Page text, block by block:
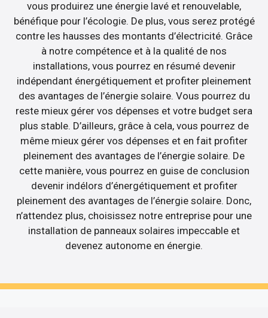
vous produirez une énergie lavé et renouvelable,
bénéfique pour l’écologie. De plus, vous serez protégé
contre les hausses des montants d’électricité. Grâce
à notre compétence et à la qualité de nos
installations, vous pourrez en résumé devenir
indépendant énergétiquement et profiter pleinement
des avantages de l’énergie solaire. Vous pourrez du
reste mieux gérer vos dépenses et votre budget sera
plus stable. D’ailleurs, grâce à cela, vous pourrez de
même mieux gérer vos dépenses et en fait profiter
pleinement des avantages de l’énergie solaire. De
cette manière, vous pourrez en guise de conclusion
devenir indélors d’énergétiquement et profiter
pleinement des avantages de l’énergie solaire. Donc,
n’attendez plus, choisissez notre entreprise pour une
installation de panneaux solaires impeccable et
devenez autonome en énergie.